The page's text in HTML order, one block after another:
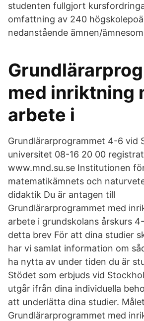
studenten fullgjort
omfattning av 240
nedanstående ämnen/
med inriktning
arbete i
Grundlärarprogrammet 4-6 vid
universitet 08-16 20 00
www.mnd.su.se Institutionen
matematikämnets och
didaktik Du är antagen till
Grundlärarprogrammet med
arbete i grundskolans årskurs
detta brev För att dina studier
har vi samlat information om
ha nytta av under tiden du är
Stödet som erbjuds vid
utgår ifrån dina individuella
att underlätta dina studier.
Grundlärarprogrammet med